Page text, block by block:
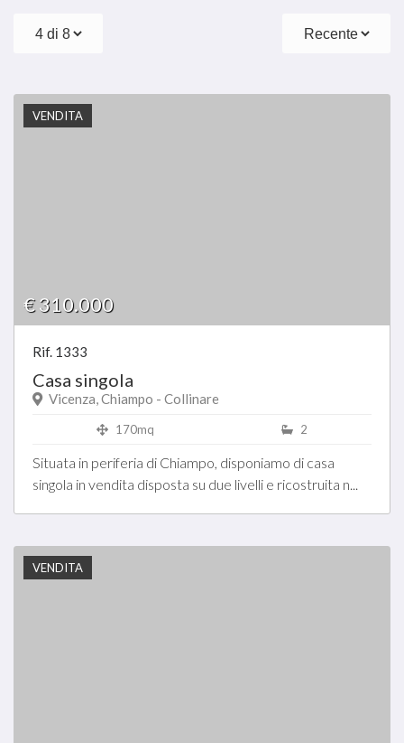
VENDITA
€ 310.000
Rif. 1333
Casa singola
Vicenza, Chiampo - Collinare
170mq 2
Situata in periferia di Chiampo, disponiamo di casa
singola in vendita disposta su due livelli e ricostruita n...
VENDITA